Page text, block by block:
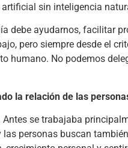
sin inteligencia
debe ayudarnos, facilitar
pero siempre desde el
humano. No podemos
la relación de las
se trabajaba
las personas buscan